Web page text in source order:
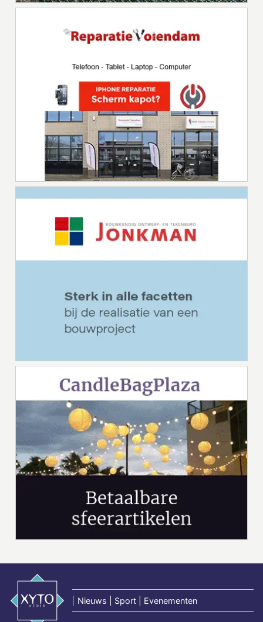
Nieuws | Sport | Evenementen